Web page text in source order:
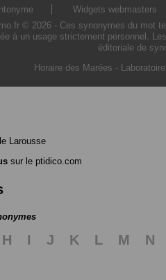
Widgets webmasters
© 2026 - Ces synonymes du mot
à un usage strictement personnel.
éditoriale de
Horaire des Marées -
Larousse
sur le ptidico.com
H I J K L M N